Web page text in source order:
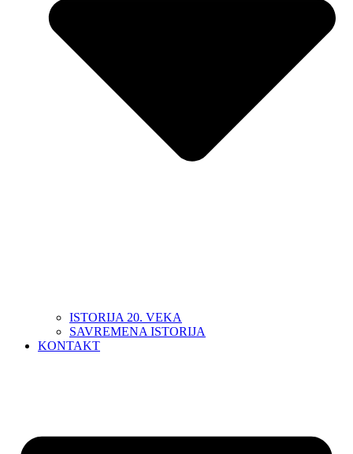
ISTORIJA 20. VEKA
SAVREMENA ISTORIJA
KONTAKT